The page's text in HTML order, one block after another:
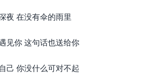
夜 在没有伞的雨里
见你 这句话也送给你
己 你没什么可对不起